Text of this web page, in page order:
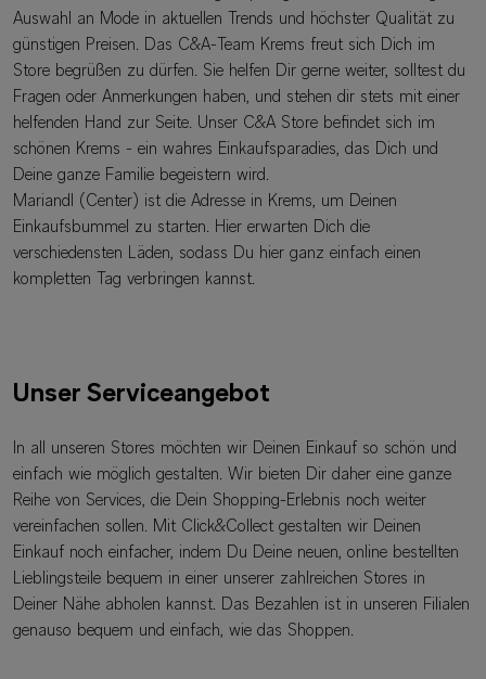
Auswahl an Mode in aktuellen Trends und höchster Qualität zu
günstigen Preisen. Das C&A-Team Krems freut sich Dich im
Store begrüßen zu dürfen. Sie helfen Dir gerne weiter, solltest du
Fragen oder Anmerkungen haben, und stehen dir stets mit einer
helfenden Hand zur Seite. Unser C&A Store befindet sich im
schönen Krems - ein wahres Einkaufsparadies, das Dich und
Deine ganze Familie begeistern wird.
Mariandl (Center) ist die Adresse in Krems, um Deinen
Einkaufsbummel zu starten. Hier erwarten Dich die
verschiedensten Läden, sodass Du hier ganz einfach einen
kompletten Tag verbringen kannst.
Unser Serviceangebot
In all unseren Stores möchten wir Deinen Einkauf so schön und
einfach wie möglich gestalten. Wir bieten Dir daher eine ganze
Reihe von Services, die Dein Shopping-Erlebnis noch weiter
vereinfachen sollen. Mit Click&Collect gestalten wir Deinen
Einkauf noch einfacher, indem Du Deine neuen, online bestellten
Lieblingsteile bequem in einer unserer zahlreichen Stores in
Deiner Nähe abholen kannst. Das Bezahlen ist in unseren Filialen
genauso bequem und einfach, wie das Shoppen.